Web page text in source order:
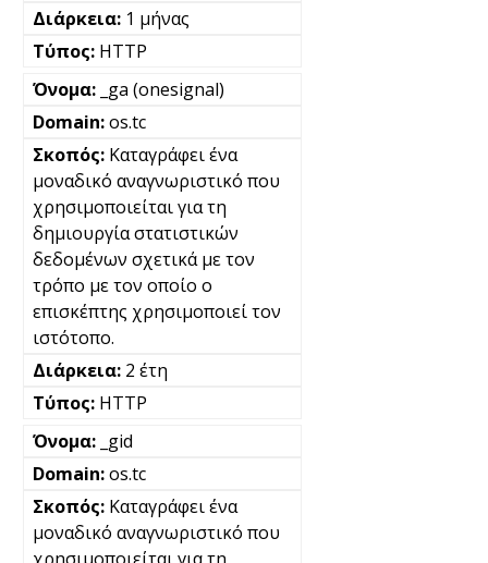
1 μήνας
HTTP
_ga (onesignal)
os.tc
Καταγράφει ένα
μοναδικό αναγνωριστικό που
χρησιμοποιείται για τη
δημιουργία στατιστικών
δεδομένων σχετικά με τον
τρόπο με τον οποίο ο
επισκέπτης χρησιμοποιεί τον
ιστότοπο.
2 έτη
HTTP
_gid
os.tc
Καταγράφει ένα
μοναδικό αναγνωριστικό που